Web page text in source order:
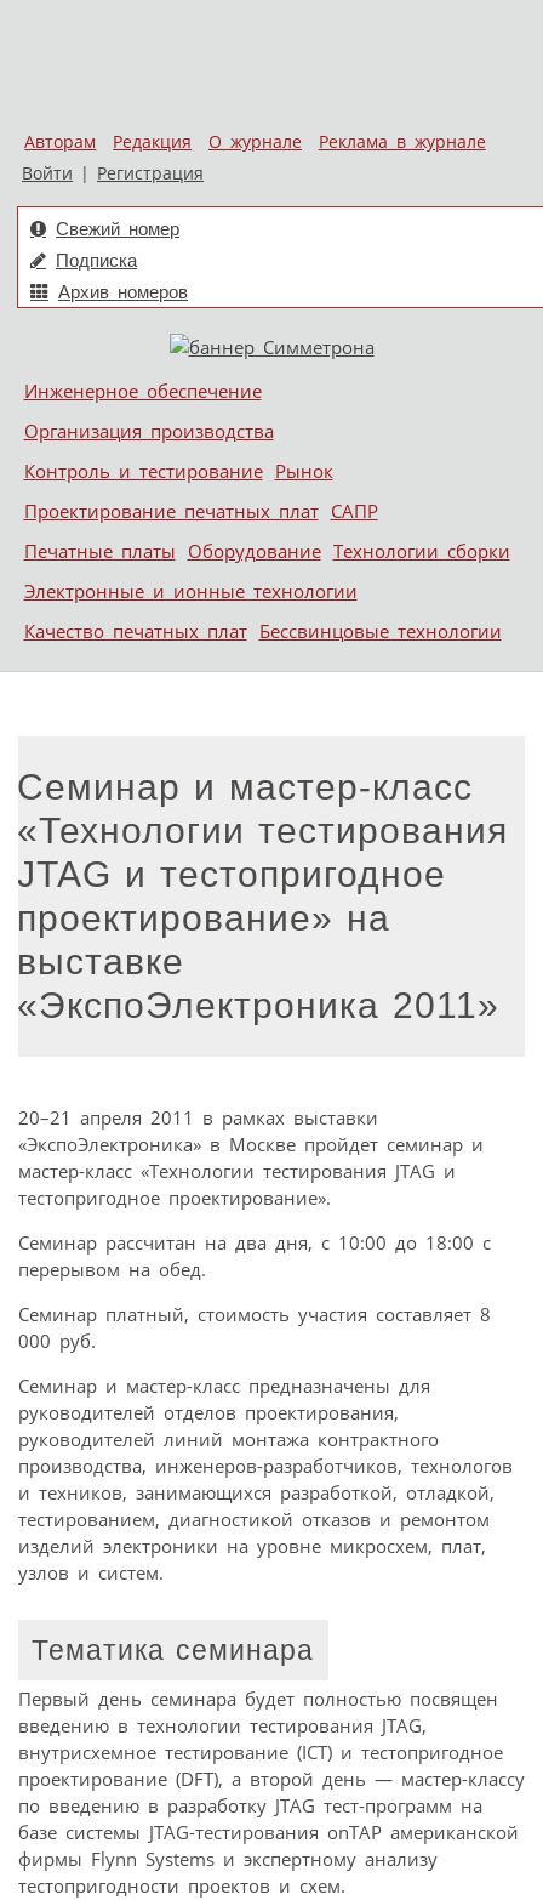
Авторам Редакция О журнале
Реклама в журнале
Войти | Регистрация
Свежий номер
Подписка
Архив номеров
Меню
Skip to content
Инженерное обеспечение
Организация производства
Контроль и тестирование Рынок
Проектирование печатных плат САПР
Печатные платы Оборудование Технологии сборки
Электронные и ионные технологии
Качество печатных плат Бессвинцовые технологии
Семинар и мастер-класс
«Технологии тестирования
JTAG и тестопригодное
проектирование» на
выставке
«ЭкспоЭлектроника 2011»
20–21 апреля 2011 в рамках выставки
«ЭкспоЭлектроника» в Москве пройдет семинар и
мастер-класс «Технологии тестирования JTAG и
тестопригодное проектирование».
Семинар рассчитан на два дня, с 10:00 до 18:00 с
перерывом на обед.
Семинар платный, стоимость участия составляет 8
000 руб.
Семинар и мастер-класс предназначены для
руководителей отделов проектирования,
руководителей линий монтажа контрактного
производства, инженеров-разработчиков, технологов
и техников, занимающихся разработкой, отладкой,
тестированием, диагностикой отказов и ремонтом
изделий электроники на уровне микросхем, плат,
узлов и систем.
Тематика семинара
Первый день семинара будет полностью посвящен
введению в технологии тестирования JTAG,
внутрисхемное тестирование (ICT) и тестопригодное
проектирование (DFT), а второй день — мастер-классу
по введению в разработку JTAG тест-программ на
базе системы JTAG-тестирования onTAP американской
фирмы Flynn Systems и экспертному анализу
тестопригодности проектов и схем.